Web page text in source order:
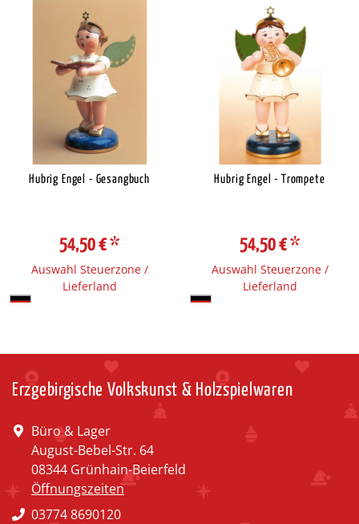
Hubrig Engel - Gesangbuch
54,50 €*
Auswahl Steuerzone /
Lieferland
Hubrig Engel - Trompete
54,50 €*
Auswahl Steuerzone /
Lieferland
Erzgebirgische Volkskunst & Holzspielwaren
Büro & Lager
August-Bebel-Str. 64
08344 Grünhain-Beierfeld
Öffnungszeiten
03774 8690120